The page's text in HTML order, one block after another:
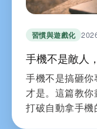
習慣與遊戲化
手機不是敵人
手機不是搞砸
才是。這篇教你
打破自動拿手機